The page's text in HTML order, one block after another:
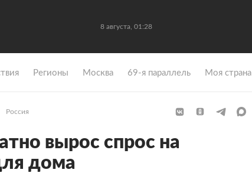
8 августа, 01:28
Регионы Москва 69-я параллель Моя страна
Россия
вырос спрос на
дома